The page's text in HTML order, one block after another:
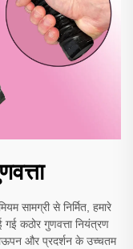
सामग्री से निर्मित, हमारे
गई कठोर गुणवत्ता नियंत्रण
और प्रदर्शन के उच्चतम